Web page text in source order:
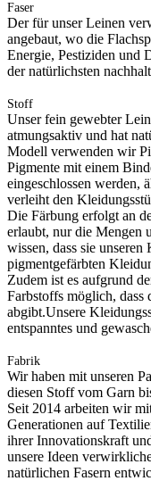
Faser
Der für unser Leinen
angebaut, wo die
Energie, Pestiziden und
der natürlichsten
Stoff
Unser fein gewebter
atmungsaktiv und hat
Modell verwenden wir
Pigmente mit einem
eingeschlossen werden,
verleiht den
Die Färbung erfolgt an
erlaubt, nur die Mengen
wissen, dass sie
pigmentgefärbten
Zudem ist es aufgrund
Farbstoffs möglich, dass
abgibt.Unsere
entspanntes und
Fabrik
Wir haben mit unseren
diesen Stoff vom Garn
Seit 2014 arbeiten wir
Generationen auf
ihrer Innovationskraft
unsere Ideen
natürlichen Fasern